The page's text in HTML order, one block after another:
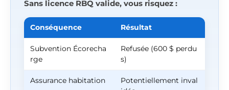
Sans licence RBQ valide, vous risquez :
Conséquence Résultat
Subvention Écorecha
rge
Refusée (600 $ perdu
s)
Assurance habitation
Potentiellement inval